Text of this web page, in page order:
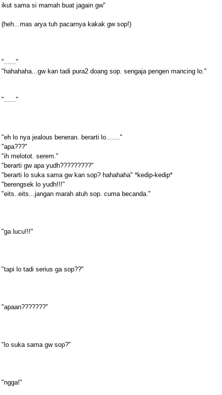
ikut sama si mamah buat jagain gw"
(heh...mas arya tuh pacarnya kakak gw sop!)
"......"
"hahahaha...gw kan tadi pura2 doang sop. sengaja pengen mancing lo."
"......"
"eh lo nya jealous beneran. berarti lo......."
"apa???"
"ih melotot. serem."
"berarti gw apa yudh?????????"
"berarti lo suka sama gw kan sop? hahahaha" *kedip-kedip*
"berengsek lo yudh!!!"
"eits..eits...jangan marah atuh sop. cuma becanda."
"ga lucu!!!"
"tapi lo tadi serius ga sop??"
"apaan???????"
"lo suka sama gw sop?"
"ngga!"